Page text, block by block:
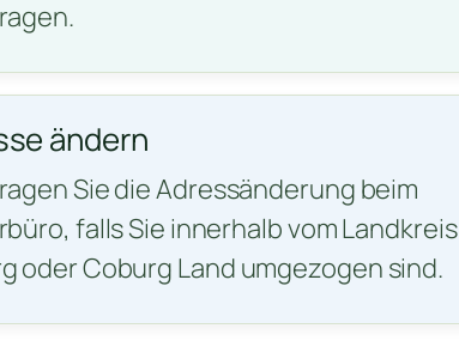
ändern
Sie die Adressänderung beim
falls Sie innerhalb vom Landkreis
oder Coburg Land umgezogen sind.